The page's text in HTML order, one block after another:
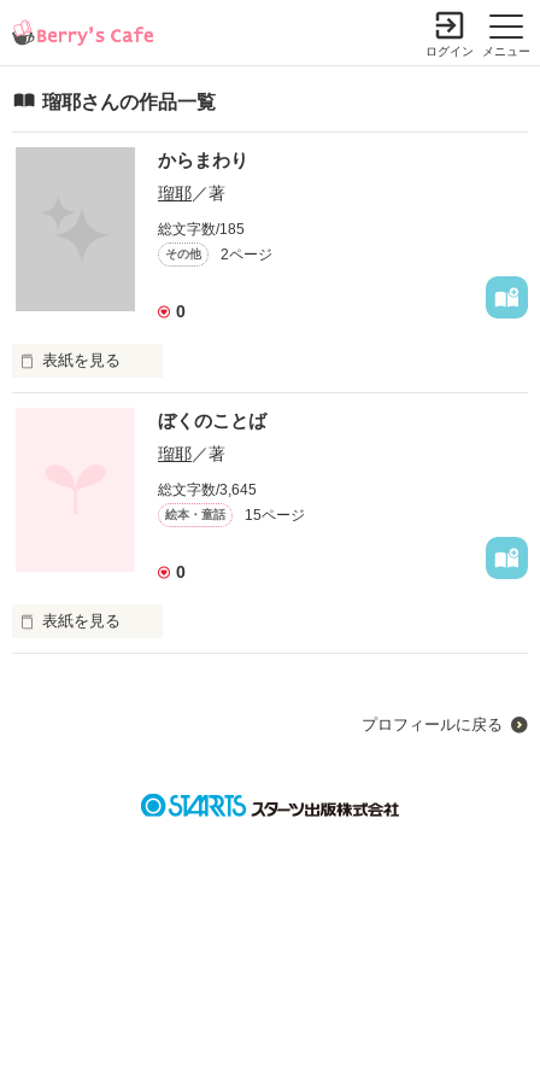
メニュー
ログイン
瑠耶さんの作品一覧
からまわり
瑠耶／著
総文字数/185
その他 2ページ
0
表紙を見る
作品を読む
ぼくのことば
瑠耶／著
総文字数/3,645
絵本・童話 15ページ
0
表紙を見る
プロフィールに戻る